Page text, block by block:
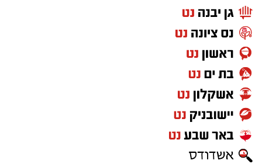
17.08.2026 – החסד קולנוע נס ציונה
מריאנו דה סנטיס, נשיא איטליה הבדיוני, מתקרב
לסיום כהונתו ונדרש להכריע בשתי בקשות חנינה
מורכבות. ההחלטות המשפטיות מתחברות לחייו
האישיים וליחסיו עם בתו, ומאלצות אותו להתמודד